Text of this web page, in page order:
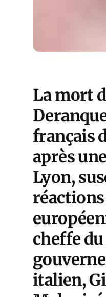
La mort
français
après
Lyon,
réactions
cheffe du
italien,